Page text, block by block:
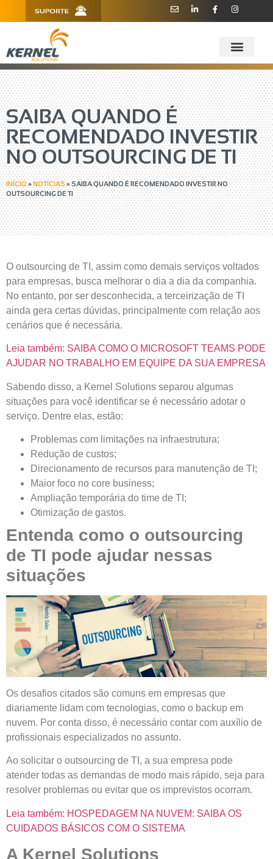
910 - CEP 13208-760 - Jundiaí/SP
SAIBA QUANDO É
RECOMENDADO INVESTIR
NO OUTSOURCING DE TI
INÍCIO»NOTÍCIAS»SAIBA QUANDO É RECOMENDADO INVESTIR NO
OUTSOURCING DE TI
O outsourcing de TI, assim como demais serviços voltados
para empresas, busca melhorar o dia a dia da companhia.
No entanto, por ser desconhecida, a terceirização de TI
ainda gera certas dúvidas, principalmente com relação aos
cenários que é necessária.
Leia também: SAIBA COMO O MICROSOFT TEAMS PODE
AJUDAR NO TRABALHO EM EQUIPE DA SUA EMPRESA
Sabendo disso, a Kernel Solutions separou algumas
situações para você identificar se é necessário adotar o
serviço. Dentre elas, estão:
Problemas com limitações na infraestrutura;
Redução de custos;
Direcionamento de recursos para manutenção de TI;
Maior foco no core business;
Ampliação temporária do time de TI;
Otimização de gastos.
Entenda como o outsourcing
de TI pode ajudar nessas
situações
Os desafios citados são comuns em empresas que
diariamente lidam com tecnologias, como o backup em
nuvem. Por conta disso, é necessário contar com auxílio de
profissionais especializados no assunto.
Ao solicitar o outsourcing de TI, a sua empresa pode
atender todas as demandas de modo mais rápido, seja para
resolver problemas ou evitar que os imprevistos ocorram.
Leia também: HOSPEDAGEM NA NUVEM: SAIBA OS
CUIDADOS BÁSICOS COM O SISTEMA
A Kernel Solutions